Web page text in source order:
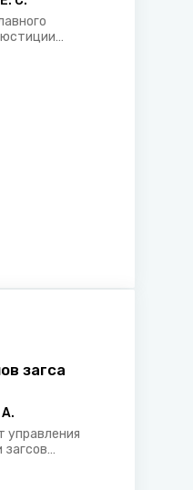
загса
управления
загсов